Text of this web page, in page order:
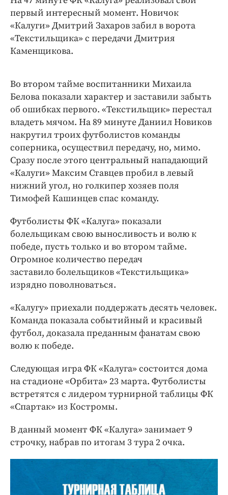
первый интересный момент. Новичок
«Калуги» Дмитрий Захаров забил в ворота
«Текстильщика» с передачи Дмитрия
Каменщикова.
Во втором тайме воспитанники Михаила
Белова показали характер и заставили забыть
об ошибках первого. «Текстильщик» перестал
владеть мячом. На 89 минуте Даниил Новиков
накрутил троих футболистов команды
соперника, осуществил передачу, но, мимо.
Сразу после этого центральный нападающий
«Калуги» Максим Ставцев пробил в левый
нижний угол, но голкипер хозяев поля
Тимофей Кашинцев спас команду.
Футболисты ФК «Калуга» показали
болельщикам свою выносливость и волю к
победе, пусть только и во втором тайме.
Огромное количество передач
заставило болельщиков «Текстильщика»
изрядно поволноваться.
«Калугу» приехали поддержать десять человек.
Команда показала событийный и красивый
футбол, доказала преданным фанатам свою
волю к победе.
Следующая игра ФК «Калуга» состоится дома
на стадионе «Орбита» 23 марта. Футболисты
встретятся с лидером турнирной таблицы ФК
«Спартак» из Костромы.
В данный момент ФК «Калуга» занимает 9
строчку, набрав по итогам 3 тура 2 очка.